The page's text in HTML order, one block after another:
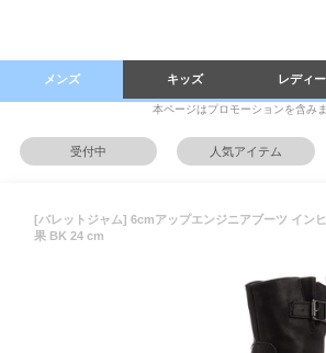
メンズ キッズ レディ
本ページはプロモーションを含み
受付中 人気アイテム
[バレットジャム] 6cmアップエンジニアブーツ イン
果 BK 24 cm